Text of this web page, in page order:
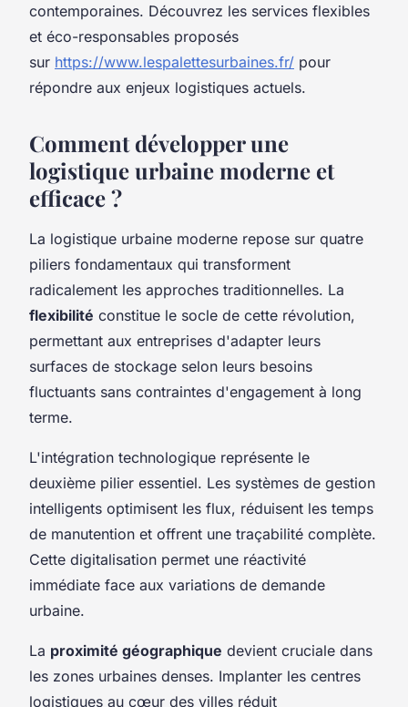
contemporaines. Découvrez les services flexibles
et éco-responsables proposés
sur https://www.lespalettesurbaines.fr/ pour
répondre aux enjeux logistiques actuels.
Comment développer une
logistique urbaine moderne et
efficace ?
La logistique urbaine moderne repose sur quatre
piliers fondamentaux qui transforment
radicalement les approches traditionnelles. La
flexibilité constitue le socle de cette révolution,
permettant aux entreprises d'adapter leurs
surfaces de stockage selon leurs besoins
fluctuants sans contraintes d'engagement à long
terme.
L'intégration technologique représente le
deuxième pilier essentiel. Les systèmes de gestion
intelligents optimisent les flux, réduisent les temps
de manutention et offrent une traçabilité complète.
Cette digitalisation permet une réactivité
immédiate face aux variations de demande
urbaine.
La proximité géographique devient cruciale dans
les zones urbaines denses. Implanter les centres
logistiques au cœur des villes réduit